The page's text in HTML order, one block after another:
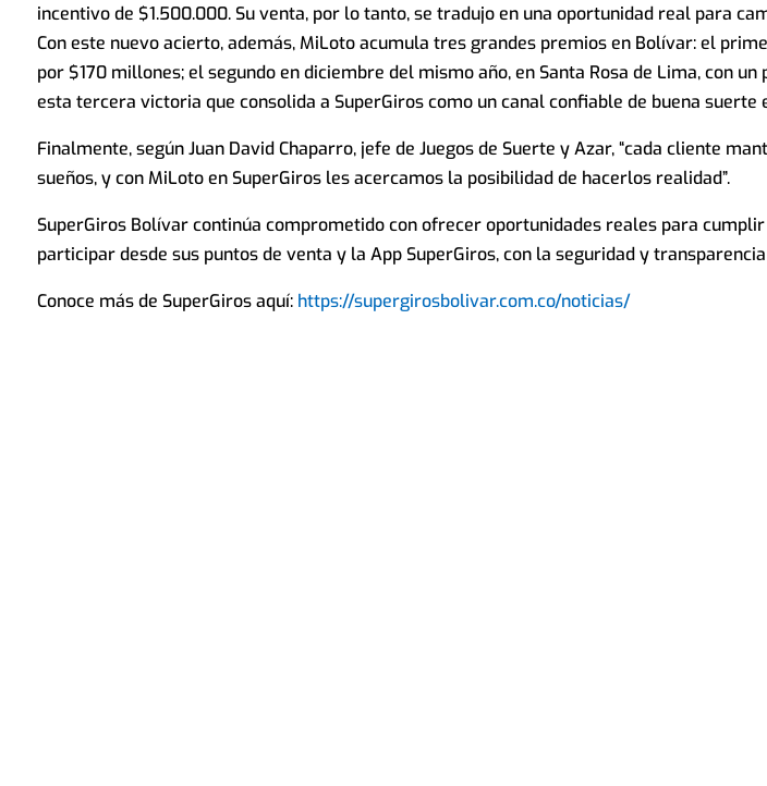
incentivo de $1.500.000. Su venta, por lo tanto, se tradujo en una oportunidad real para
Con este nuevo acierto, además, MiLoto acumula tres grandes premios en Bolívar: el
por $170 millones; el segundo en diciembre del mismo año, en Santa Rosa de Lima, con
esta tercera victoria que consolida a SuperGiros como un canal confiable de buena suerte
Finalmente, según Juan David Chaparro, jefe de Juegos de Suerte y Azar, “cada cliente
sueños, y con MiLoto en SuperGiros les acercamos la posibilidad de hacerlos realidad”.
SuperGiros Bolívar continúa comprometido con ofrecer oportunidades reales para
participar desde sus puntos de venta y la App SuperGiros, con la seguridad y
Conoce más de SuperGiros aquí: https://supergirosbolivar.com.co/noticias/